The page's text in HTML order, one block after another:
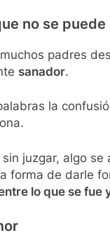
no se
padres
sanador.
la
juzgar, algo
forma de darle
lo que se fue